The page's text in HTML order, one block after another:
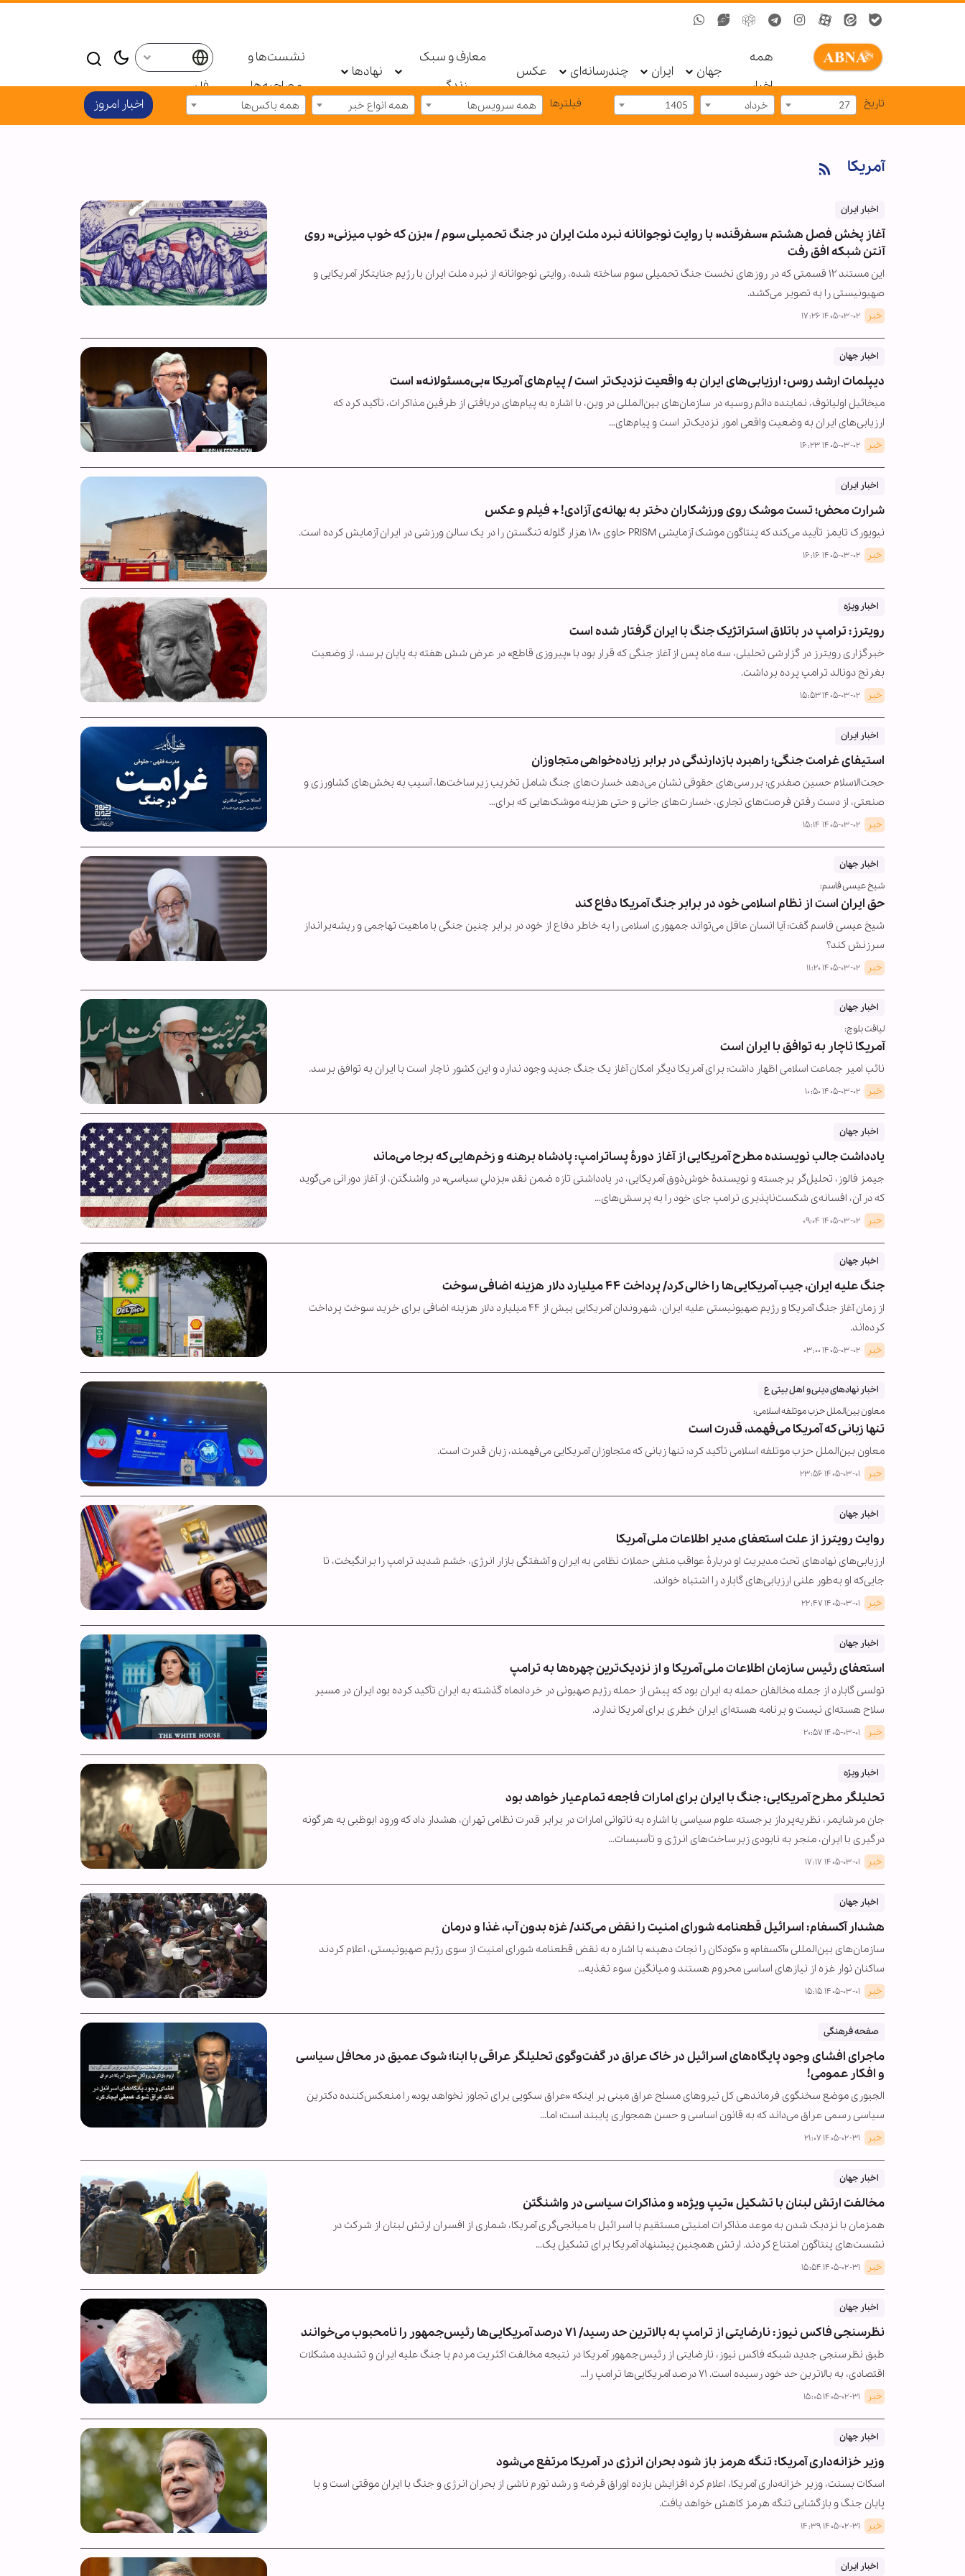
همه
اخبار
جهان ایران چندرسانه‌ای عکس
معارف و سبک
زندگی
نهادها
نشست‌ها و
مصاحبه‌ها
فارسی
تاریخ 27 خرداد 1405 فیلترها همه سرویس‌ها همه انواع خبر همه باکس‌ها اخبار امروز
آمریکا
اخبار ایران
آغاز پخش فصل هشتم «سفرقند» با روایت نوجوانانه نبرد ملت ایران در جنگ تحمیلی سوم / «بزن که خوب میزنی» روی
آنتن شبکه افق رفت
این مستند ۱۲ قسمتی که در روزهای نخست جنگ تحمیلی سوم ساخته شده، روایتی نوجوانانه از نبرد ملت ایران با رژیم جنایتکار آمریکایی و
صهیونیستی را به تصویر می‌کشد.
خبر ۱۴۰۵-۰۳-۰۲ ۱۷:۲۶
اخبار جهان
دیپلمات ارشد روس: ارزیابی‌های ایران به واقعیت نزدیک‌تر است / پیام‌های آمریکا «بی‌مسئولانه» است
میخائیل اولیانوف، نماینده دائم روسیه در سازمان‌های بین‌المللی در وین، با اشاره به پیام‌های دریافتی از طرفین مذاکرات، تأکید کرد که
ارزیابی‌های ایران به وضعیت واقعی امور نزدیک‌تر است و پیام‌های…
خبر ۱۴۰۵-۰۳-۰۲ ۱۶:۲۳
اخبار ایران
شرارت محض؛ تست موشک روی ورزشکاران دختر به بهانه‌ی آزادی! + فیلم و عکس
نیویورک تایمز تأیید می‌کند که پنتاگون موشک آزمایشی PRISM حاوی ۱۸۰ هزار گلوله تنگستن را در یک سالن ورزشی در ایران آزمایش کرده است.
خبر ۱۴۰۵-۰۳-۰۲ ۱۶:۱۶
اخبار ویژه
رویترز: ترامپ در باتلاق استراتژیک جنگ با ایران گرفتار شده است
خبرگزاری رویترز در گزارشی تحلیلی، سه ماه پس از آغاز جنگی که قرار بود با «پیروزی قاطع» در عرض شش هفته به پایان برسد، از وضعیت
بغرنج دونالد ترامپ پرده برداشت.
خبر ۱۴۰۵-۰۳-۰۲ ۱۵:۵۳
اخبار ایران
استیفای غرامت جنگی؛ راهبرد بازدارندگی در برابر زیاده‌خواهی متجاوزان
حجت‌الاسلام حسین صفدری: بررسی‌های حقوقی نشان می‌دهد خسارت‌های جنگ شامل تخریب زیرساخت‌ها، آسیب به بخش‌های کشاورزی و
صنعتی، از دست رفتن فرصت‌های تجاری، خسارت‌های جانی و حتی هزینه موشک‌هایی که برای…
خبر ۱۴۰۵-۰۳-۰۲ ۱۵:۱۴
اخبار جهان
شیخ عیسی قاسم:
حق ایران است از نظام اسلامی خود در برابر جنگ آمریکا دفاع کند
شیخ عیسی قاسم گفت: آیا انسان عاقل می‌تواند جمهوری اسلامی را به خاطر دفاع از خود در برابر چنین جنگی با ماهیت تهاجمی و ریشه‌برانداز
سرزنش کند؟
خبر ۱۴۰۵-۰۳-۰۲ ۱۱:۲۰
اخبار جهان
لیاقت بلوچ:
آمریکا ناچار به توافق با ایران است
نائب امیر جماعت اسلامی اظهار داشت: برای آمریکا دیگر امکان آغاز یک جنگ جدید وجود ندارد و این کشور ناچار است با ایران به توافق برسد.
خبر ۱۴۰۵-۰۳-۰۲ ۱۰:۵۰
اخبار جهان
یادداشت جالب نویسنده مطرح آمریکایی از آغاز دورۀ پساترامپ: پادشاه برهنه و زخم‌هایی که برجا می‌ماند
جیمز فالوز، تحلیل‌گر برجسته و نویسندۀ خوش‌ذوق آمریکایی، در یادداشتی تازه ضمن نقدِ «بزدلیِ سیاسی» در واشنگتن، از آغاز دورانی می‌گوید
که در آن، افسانه‌ی شکست‌ناپذیری ترامپ جای خود را به پرسش‌های…
خبر ۱۴۰۵-۰۳-۰۲ ۰۹:۰۴
اخبار جهان
جنگ علیه ایران، جیب آمریکایی‌ها را خالی کرد/ پرداخت ۴۴ میلیارد دلار هزینه اضافی سوخت
از زمان آغاز جنگ آمریکا و رژیم صهیونیستی علیه ایران، شهروندان آمریکایی بیش از ۴۴ میلیارد دلار هزینه اضافی برای خرید سوخت پرداخت
کرده‌اند.
خبر ۱۴۰۵-۰۳-۰۲ ۰۳:۰۰
اخبار نهادهای دینی و اهل بیتی ع
معاون بین‌الملل حزب موتلفه اسلامی:
تنها زبانی که آمریکا می‌فهمد، قدرت است
معاون بین‌الملل حزب موتلفه اسلامی تأکید کرد: تنها زبانی که متجاوزان آمریکایی می‌فهمند، زبان قدرت است.
خبر ۱۴۰۵-۰۳-۰۱ ۲۳:۵۶
اخبار جهان
روایت رویترز از علت استعفای مدیر اطلاعات ملی آمریکا
ارزیابی‌های نهادهای تحت مدیریت او دربارهٔ عواقب منفی حملات نظامی به ایران و آشفتگی بازار انرژی، خشم شدید ترامپ را برانگیخت، تا
جایی‌که او به‌طور علنی ارزیابی‌های گابارد را اشتباه خواند.
خبر ۱۴۰۵-۰۳-۰۱ ۲۲:۴۷
اخبار جهان
استعفای رئیس سازمان اطلاعات ملی آمریکا و از نزدیک‌ترین چهره‌ها به ترامپ
تولسی گابارد از جمله مخالفان حمله به ایران بود که پیش از حمله رژیم صهیونی در خردادماه گذشته به ایران تأکید کرده بود ایران در مسیر
سلاح هسته‌ای نیست و برنامه هسته‌ای ایران خطری برای آمریکا ندارد.
خبر ۱۴۰۵-۰۳-۰۱ ۲۰:۵۷
اخبار ویژه
تحلیلگر مطرح آمریکایی: جنگ با ایران برای امارات فاجعه تمام‌عیار خواهد بود
جان مرشایمر، نظریه‌پرداز برجسته علوم سیاسی با اشاره به ناتوانی امارات در برابر قدرت نظامی تهران، هشدار داد که ورود ابوظبی به هرگونه
درگیری با ایران، منجر به نابودی زیرساخت‌های انرژی و تأسیسات…
خبر ۱۴۰۵-۰۳-۰۱ ۱۷:۱۷
اخبار جهان
هشدار آکسفام: اسرائیل قطعنامه شورای امنیت را نقض می‌کند/ غزه بدون آب، غذا و درمان
سازمان‌های بین‌المللی «آکسفام» و «کودکان را نجات دهید» با اشاره به نقض قطعنامه شورای امنیت از سوی رژیم صهیونیستی، اعلام کردند
ساکنان نوار غزه از نیازهای اساسی محروم هستند و میانگین سوء تغذیه…
خبر ۱۴۰۵-۰۳-۰۱ ۱۵:۱۵
صفحه فرهنگی
ماجرای افشای وجود پایگاه‌های اسرائیل در خاک عراق در گفت‌وگوی تحلیلگر عراقی با ابنا؛ شوک عمیق در محافل سیاسی
و افکار عمومی!
الجبوری موضع سخنگوی فرماندهی کل نیروهای مسلح عراق مبنی بر اینکه «عراق سکویی برای تجاوز نخواهد بود» را منعکس‌کننده دکترین
سیاسی رسمی عراق می‌داند که به قانون اساسی و حسن همجواری پایبند است؛ اما…
خبر ۱۴۰۵-۰۲-۳۱ ۲۱:۰۷
اخبار جهان
مخالفت ارتش لبنان با تشکیل «تیپ ویژه» و مذاکرات سیاسی در واشنگتن
همزمان با نزدیک شدن به موعد مذاکرات امنیتی مستقیم با اسرائیل با میانجی‌گری آمریکا، شماری از افسران ارتش لبنان از شرکت در
نشست‌های پنتاگون امتناع کردند. ارتش همچنین پیشنهاد آمریکا برای تشکیل یک…
خبر ۱۴۰۵-۰۲-۳۱ ۱۵:۵۴
اخبار جهان
نظرسنجی فاکس نیوز: نارضایتی از ترامپ به بالاترین حد رسید/ ۷۱ درصد آمریکایی‌ها رئیس‌جمهور را نامحبوب می‌خوانند
طبق نظرسنجی جدید شبکه فاکس نیوز، نارضایتی از رئیس‌جمهور آمریکا در نتیجه مخالفت اکثریت مردم با جنگ علیه ایران و تشدید مشکلات
اقتصادی، به بالاترین حد خود رسیده است. ۷۱ درصد آمریکایی‌ها ترامپ را…
خبر ۱۴۰۵-۰۲-۳۱ ۱۵:۰۵
اخبار جهان
وزیر خزانه‌داری آمریکا: تنگه هرمز باز شود بحران انرژی در آمریکا مرتفع می‌شود
اسکات بسنت، وزیر خزانه‌داری آمریکا، اعلام کرد افزایش بازده اوراق قرضه و رشد تورم ناشی از بحران انرژی و جنگ با ایران موقتی است و با
پایان جنگ و بازگشایی تنگه هرمز کاهش خواهد یافت.
خبر ۱۴۰۵-۰۲-۳۱ ۱۴:۳۹
اخبار ایران